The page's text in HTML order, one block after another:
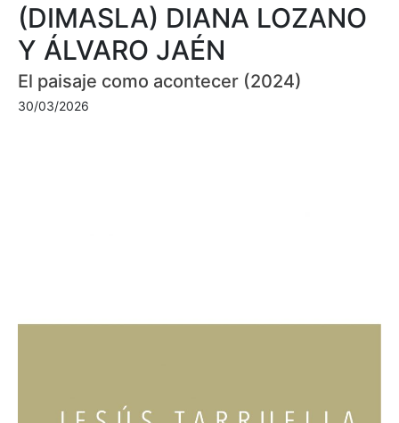
(DIMASLA) DIANA LOZANO
Y ÁLVARO JAÉN
El paisaje como acontecer (2024)
30/03/2026